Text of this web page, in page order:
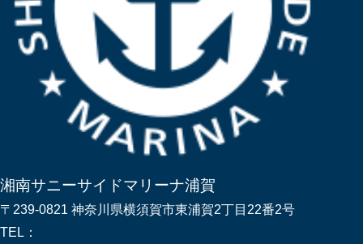
湘南サニーサイドマリーナ浦賀
〒239-0821 神奈川県横須賀市東浦賀2丁目22番2号
TEL：